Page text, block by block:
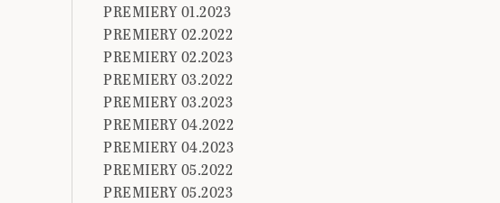
PREMIERY 01.2023
PREMIERY 02.2022
PREMIERY 02.2023
PREMIERY 03.2022
PREMIERY 03.2023
PREMIERY 04.2022
PREMIERY 04.2023
PREMIERY 05.2022
PREMIERY 05.2023